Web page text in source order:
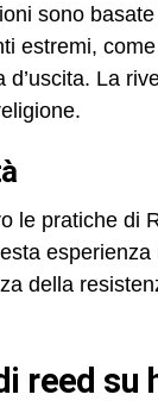
sono
estremi,
La
le pratiche di
esperienza
della
reed su